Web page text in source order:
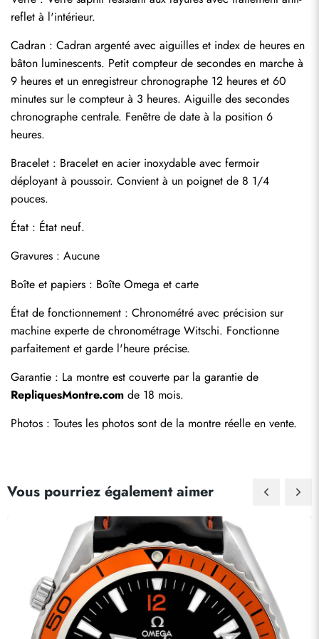
reflet à l'intérieur.
Cadran : Cadran argenté avec aiguilles et index de heures en
bâton luminescents. Petit compteur de secondes en marche à
9 heures et un enregistreur chronographe 12 heures et 60
minutes sur le compteur à 3 heures. Aiguille des secondes
chronographe centrale. Fenêtre de date à la position 6
heures.
Bracelet : Bracelet en acier inoxydable avec fermoir
déployant à poussoir. Convient à un poignet de 8 1/4
pouces.
État : État neuf.
Gravures : Aucune
Boîte et papiers : Boîte Omega et carte
État de fonctionnement : Chronométré avec précision sur
machine experte de chronométrage Witschi. Fonctionne
parfaitement et garde l'heure précise.
RepliquesMontre.com de 18 mois.
Photos : Toutes les photos sont de la montre réelle en vente.
Vous pourriez également aimer